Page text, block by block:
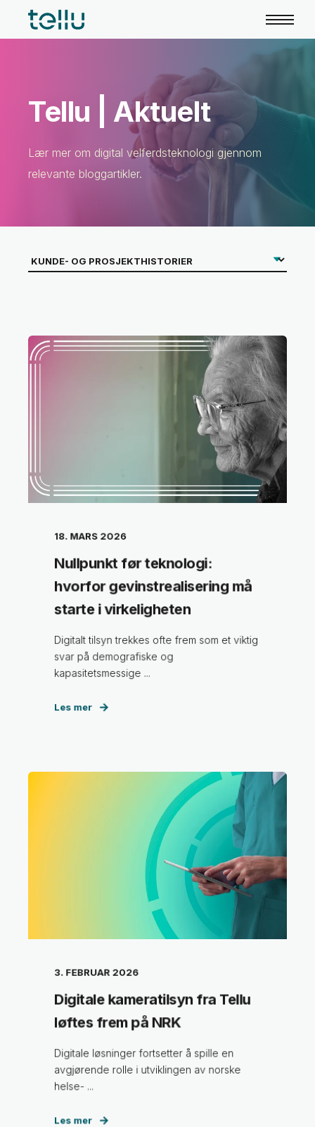
Tellu | Aktuelt
Lær mer om digital velferdsteknologi gjennom
relevante bloggartikler.
18. MARS 2026
Nullpunkt før teknologi:
hvorfor gevinstrealisering må
starte i virkeligheten
Digitalt tilsyn trekkes ofte frem som et viktig
svar på demografiske og
kapasitetsmessige ...
Les mer
3. FEBRUAR 2026
Digitale kameratilsyn fra Tellu
løftes frem på NRK
Digitale løsninger fortsetter å spille en
avgjørende rolle i utviklingen av norske
helse- ...
Les mer